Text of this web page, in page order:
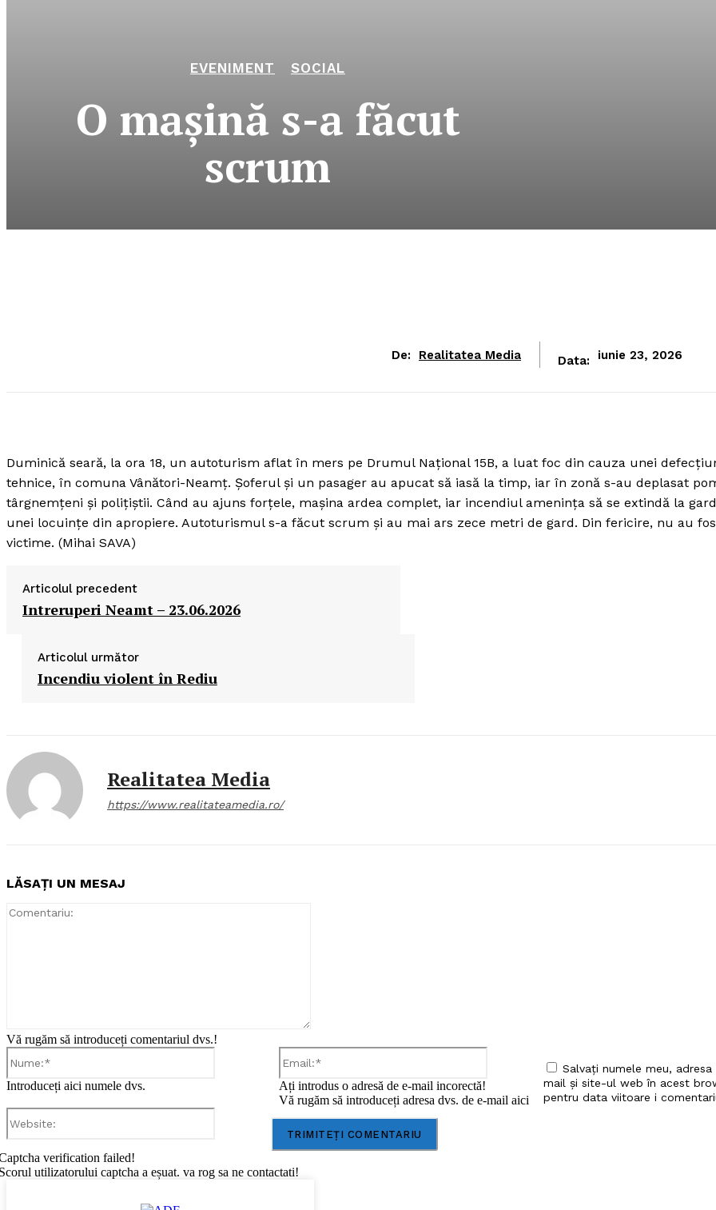
EVENIMENT SOCIAL
O maşină s-a făcut
scrum
De: Realitatea Media Data: iunie 23, 2026
Duminică seară, la ora 18, un autoturism aflat în mers pe Drumul Naţional 15B, a luat foc din cauza unei
tehnice, în comuna Vânători-Neamţ. Şoferul şi un pasager au apucat să iasă la timp, iar în zonă s-au deplasat
târgnemţeni şi poliţiştii. Când au ajuns forţele, maşina ardea complet, iar incendiul ameninţa să se extindă la
unei locuinţe din apropiere. Autoturismul s-a făcut scrum şi au mai ars zece metri de gard. Din fericire, nu au
victime. (Mihai SAVA)
Articolul precedent
Intreruperi Neamt – 23.06.2026
Articolul următor
Incendiu violent în Rediu
Realitatea Media
https://www.realitateamedia.ro/
LĂSAȚI UN MESAJ
Vă rugăm să introduceți comentariul dvs.!
Introduceți aici numele dvs.
Email:*
Ați introdus o adresă de e-mail incorectă!
Vă rugăm să introduceți adresa dvs. de e-mail aici
Salvați numele meu,
mail și site-ul web în acest
pentru data viitoare i
verification failed!
utilizatorului captcha a eșuat. va rog sa ne contactati!